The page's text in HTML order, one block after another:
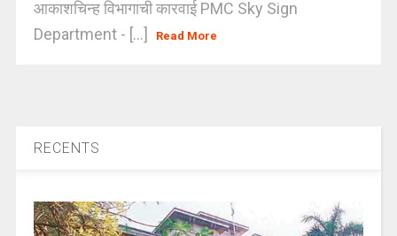
आकाशचिन्ह विभागाची कारवाई PMC Sky Sign
Department - [...]
Read More
RECENTS